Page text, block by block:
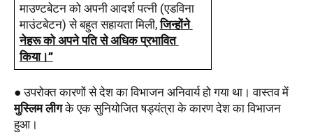
माउण्टबेटन को अपनी आदर्श पत्नी (एडविना
माउंटबेटन) से बहुत सहायता मिली, जिन्होंने
नेहरू को अपने पति से अधिक प्रभावित
किया।’’
मुस्लिम लीग के एक सुनियोजित षड्यंत्रा के कारण देश का विभाजन
हुआ।